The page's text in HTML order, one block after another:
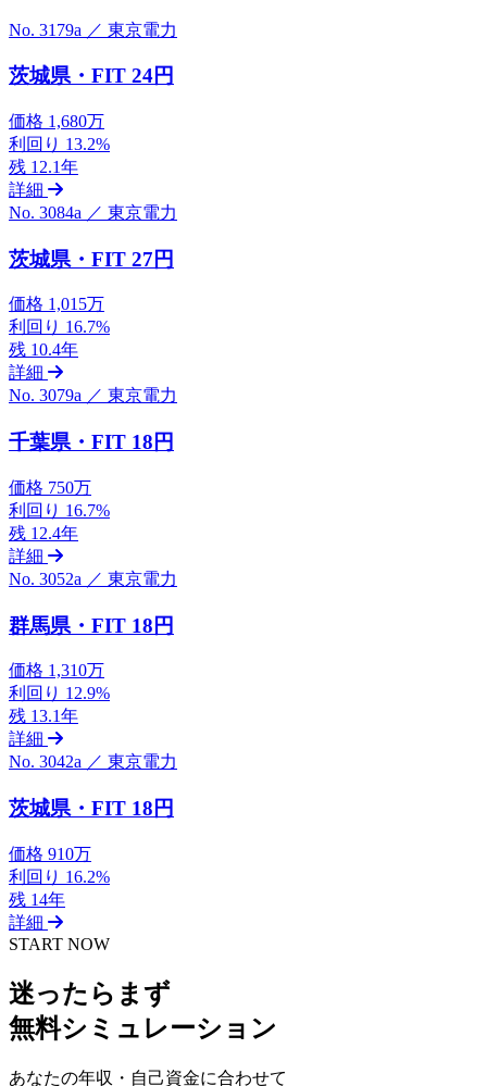
No. 3179a ／ 東京電力
茨城県・FIT 24円
価格 1,680万
利回り 13.2%
残 12.1年
詳細
No. 3084a ／ 東京電力
茨城県・FIT 27円
価格 1,015万
利回り 16.7%
残 10.4年
詳細
No. 3079a ／ 東京電力
千葉県・FIT 18円
価格 750万
利回り 16.7%
残 12.4年
詳細
No. 3052a ／ 東京電力
群馬県・FIT 18円
価格 1,310万
利回り 12.9%
残 13.1年
詳細
No. 3042a ／ 東京電力
茨城県・FIT 18円
価格 910万
利回り 16.2%
残 14年
詳細
START NOW
迷ったらまず
無料シミュレーション
あなたの年収・自己資金に合わせて